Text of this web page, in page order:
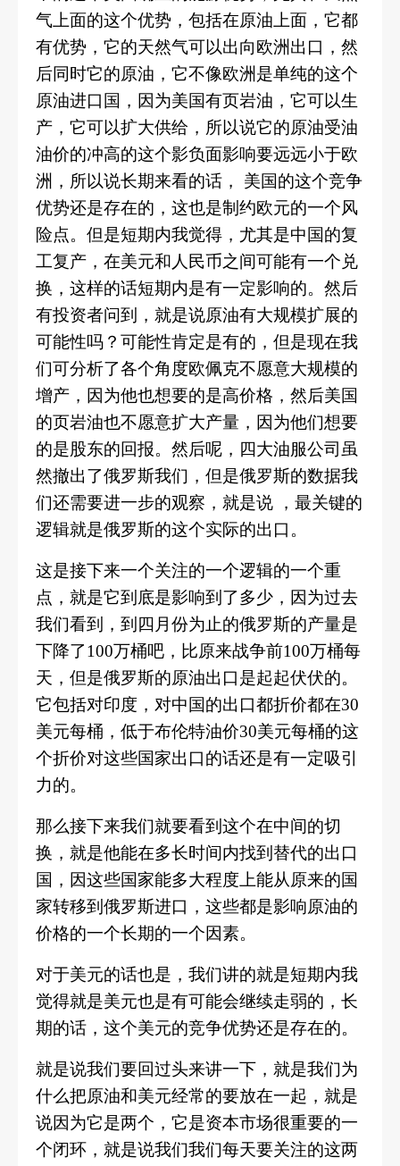
气上面的这个优势，包括在原油上面，它都
有优势，它的天然气可以出向欧洲出口，然
后同时它的原油，它不像欧洲是单纯的这个
原油进口国，因为美国有页岩油，它可以生
产，它可以扩大供给，所以说它的原油受油
油价的冲高的这个影负面影响要远远小于欧
洲，所以说长期来看的话，
美国的这个竞争
优势还是存在的，这也是制约欧元的一个风
险点。但是短期内我觉得，尤其是中国的复
工复产，在美元和人民币之间可能有一个兑
换，这样的话短期内是有一定影响的。然后
有投资者问到，就是说原油有大规模扩展的
可能性吗？可能性肯定是有的，但是现在我
们可分析了各个角度欧佩克不愿意大规模的
增产，因为他也想要的是高价格，然后美国
的页岩油也不愿意扩大产量，因为他们想要
的是股东的回报。然后呢，四大油服公司虽
然撤出了俄罗斯我们，但是俄罗斯的数据我
们还需要进一步的观察，就是说
，最关键的
逻辑就是俄罗斯的这个实际的出口。
这是接下来一个关注的一个逻辑的一个重
点，就是它到底是影响到了多少，因为过去
我们看到，到四月份为止的俄罗斯的产量是
下降了100万桶吧，比原来战争前100万桶每
天，但是俄罗斯的原油出口是起起伏伏的。
它包括对印度，对中国的出口都折价都在30
美元每桶，低于布伦特油价30美元每桶的这
个折价对这些国家出口的话还是有一定吸引
力的。
那么接下来我们就要看到这个在中间的切
换，就是他能在多长时间内找到替代的出口
国，因这些国家能多大程度上能从原来的国
家转移到俄罗斯进口，这些都是影响原油的
价格的一个长期的一个因素。
对于美元的话也是，我们讲的就是短期内我
觉得就是美元也是有可能会继续走弱的， 长
期的话，这个美元的竞争优势还是存在的。
就是说我们要回过头来讲一下，就是我们为
什么把原油和美元经常的要放在一起，就是
说因为它是两个，它是资本市场很重要的一
个闭环，就是说我们我们每天要关注的这两